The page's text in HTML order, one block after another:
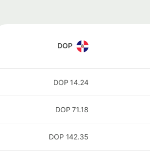
DOP
14.24
DOP
71.18
DOP
142.35
DOP